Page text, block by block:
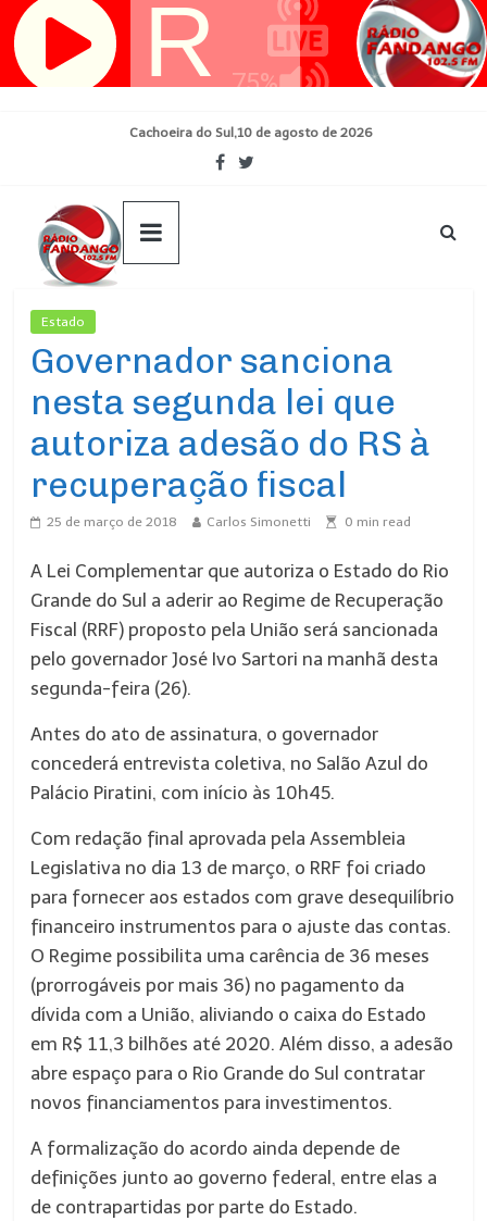
Pular
para
Cachoeira do Sul,10 de agosto de 2026
Estado
Governador sanciona
nesta segunda lei que
autoriza adesão do RS à
recuperação fiscal
25 de março de 2018 Carlos Simonetti 0 min read
A Lei Complementar que autoriza o Estado do Rio
Grande do Sul a aderir ao Regime de Recuperação
Fiscal (RRF) proposto pela União será sancionada
pelo governador José Ivo Sartori na manhã desta
segunda-feira (26).
Antes do ato de assinatura, o governador
concederá entrevista coletiva, no Salão Azul do
Palácio Piratini, com início às 10h45.
Com redação final aprovada pela Assembleia
Legislativa no dia 13 de março, o RRF foi criado
para fornecer aos estados com grave desequilíbrio
financeiro instrumentos para o ajuste das contas.
O Regime possibilita uma carência de 36 meses
(prorrogáveis por mais 36) no pagamento da
dívida com a União, aliviando o caixa do Estado
em R$ 11,3 bilhões até 2020. Além disso, a adesão
abre espaço para o Rio Grande do Sul contratar
novos financiamentos para investimentos.
A formalização do acordo ainda depende de
definições junto ao governo federal, entre elas a
de contrapartidas por parte do Estado.